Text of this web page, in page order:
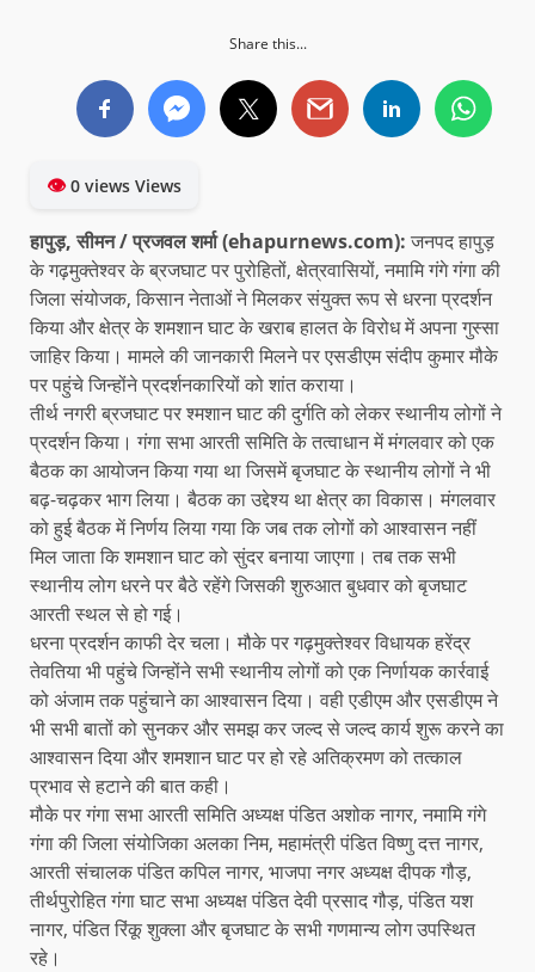
Share this...
👁0 views Views
हापुड़, सीमन / प्रजवल शर्मा (ehapurnews.com): जनपद हापुड़
के गढ़मुक्तेश्वर के ब्रजघाट पर पुरोहितों, क्षेत्रवासियों, नमामि गंगे गंगा की
जिला संयोजक, किसान नेताओं ने मिलकर संयुक्त रूप से धरना प्रदर्शन
किया और क्षेत्र के शमशान घाट के खराब हालत के विरोध में अपना गुस्सा
जाहिर किया। मामले की जानकारी मिलने पर एसडीएम संदीप कुमार मौके
पर पहुंचे जिन्होंने प्रदर्शनकारियों को शांत कराया।
तीर्थ नगरी ब्रजघाट पर श्मशान घाट की दुर्गति को लेकर स्थानीय लोगों ने
प्रदर्शन किया। गंगा सभा आरती समिति के तत्वाधान में मंगलवार को एक
बैठक का आयोजन किया गया था जिसमें बृजघाट के स्थानीय लोगों ने भी
बढ़-चढ़कर भाग लिया। बैठक का उद्देश्य था क्षेत्र का विकास। मंगलवार
को हुई बैठक में निर्णय लिया गया कि जब तक लोगों को आश्वासन नहीं
मिल जाता कि शमशान घाट को सुंदर बनाया जाएगा। तब तक सभी
स्थानीय लोग धरने पर बैठे रहेंगे जिसकी शुरुआत बुधवार को बृजघाट
आरती स्थल से हो गई।
धरना प्रदर्शन काफी देर चला। मौके पर गढ़मुक्तेश्वर विधायक हरेंद्र
तेवतिया भी पहुंचे जिन्होंने सभी स्थानीय लोगों को एक निर्णायक कार्रवाई
को अंजाम तक पहुंचाने का आश्वासन दिया। वही एडीएम और एसडीएम ने
भी सभी बातों को सुनकर और समझ कर जल्द से जल्द कार्य शुरू करने का
आश्वासन दिया और शमशान घाट पर हो रहे अतिक्रमण को तत्काल
प्रभाव से हटाने की बात कही।
मौके पर गंगा सभा आरती समिति अध्यक्ष पंडित अशोक नागर, नमामि गंगे
गंगा की जिला संयोजिका अलका निम, महामंत्री पंडित विष्णु दत्त नागर,
आरती संचालक पंडित कपिल नागर, भाजपा नगर अध्यक्ष दीपक गौड़,
तीर्थपुरोहित गंगा घाट सभा अध्यक्ष पंडित देवी प्रसाद गौड़, पंडित यश
नागर, पंडित रिंकू शुक्ला और बृजघाट के सभी गणमान्य लोग उपस्थित
रहे।